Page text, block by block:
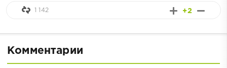
+2
1 142
Комментарии